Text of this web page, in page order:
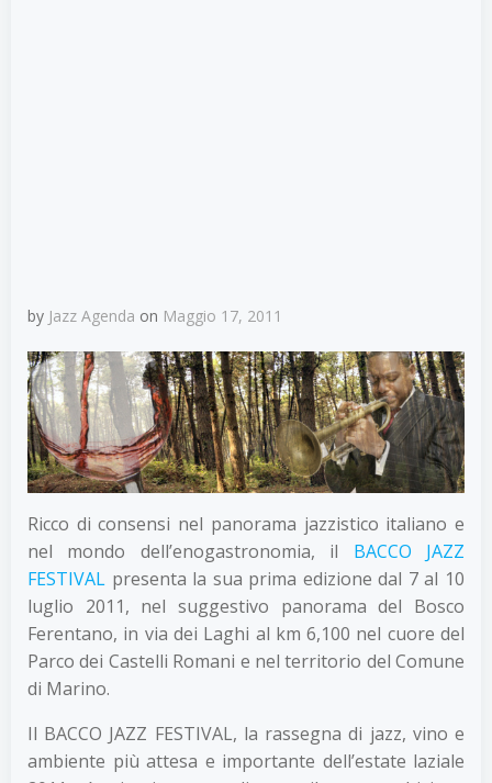
by Jazz Agenda on Maggio 17, 2011
Ricco di consensi nel panorama jazzistico italiano e
nel mondo dell’enogastronomia, il BACCO JAZZ
FESTIVAL presenta la sua prima edizione dal 7 al 10
luglio 2011, nel suggestivo panorama del Bosco
Ferentano, in via dei Laghi al km 6,100 nel cuore del
Parco dei Castelli Romani e nel territorio del Comune
di Marino.
Il BACCO JAZZ FESTIVAL, la rassegna di jazz, vino e
ambiente più attesa e importante dell’estate laziale